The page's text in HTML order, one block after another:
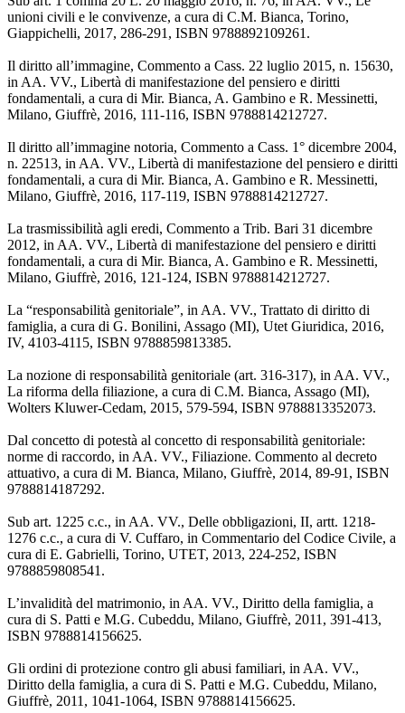
unioni civili e le convivenze, a cura di C.M. Bianca, Torino,
Giappichelli, 2017, 286-291, ISBN 9788892109261.
Il diritto all’immagine, Commento a Cass. 22 luglio 2015, n. 15630,
in AA. VV., Libertà di manifestazione del pensiero e diritti
fondamentali, a cura di Mir. Bianca, A. Gambino e R. Messinetti,
Milano, Giuffrè, 2016, 111-116, ISBN 9788814212727.
Il diritto all’immagine notoria, Commento a Cass. 1° dicembre 2004,
n. 22513, in AA. VV., Libertà di manifestazione del pensiero e diritti
fondamentali, a cura di Mir. Bianca, A. Gambino e R. Messinetti,
Milano, Giuffrè, 2016, 117-119, ISBN 9788814212727.
La trasmissibilità agli eredi, Commento a Trib. Bari 31 dicembre
2012, in AA. VV., Libertà di manifestazione del pensiero e diritti
fondamentali, a cura di Mir. Bianca, A. Gambino e R. Messinetti,
Milano, Giuffrè, 2016, 121-124, ISBN 9788814212727.
La “responsabilità genitoriale”, in AA. VV., Trattato di diritto di
famiglia, a cura di G. Bonilini, Assago (MI), Utet Giuridica, 2016,
IV, 4103-4115, ISBN 9788859813385.
La nozione di responsabilità genitoriale (art. 316-317), in AA. VV.,
La riforma della filiazione, a cura di C.M. Bianca, Assago (MI),
Wolters Kluwer-Cedam, 2015, 579-594, ISBN 9788813352073.
Dal concetto di potestà al concetto di responsabilità genitoriale:
norme di raccordo, in AA. VV., Filiazione. Commento al decreto
attuativo, a cura di M. Bianca, Milano, Giuffrè, 2014, 89-91, ISBN
9788814187292.
Sub art. 1225 c.c., in AA. VV., Delle obbligazioni, II, artt. 1218-
1276 c.c., a cura di V. Cuffaro, in Commentario del Codice Civile, a
cura di E. Gabrielli, Torino, UTET, 2013, 224-252, ISBN
9788859808541.
L’invalidità del matrimonio, in AA. VV., Diritto della famiglia, a
cura di S. Patti e M.G. Cubeddu, Milano, Giuffrè, 2011, 391-413,
ISBN 9788814156625.
Gli ordini di protezione contro gli abusi familiari, in AA. VV.,
Diritto della famiglia, a cura di S. Patti e M.G. Cubeddu, Milano,
Giuffrè, 2011, 1041-1064, ISBN 9788814156625.